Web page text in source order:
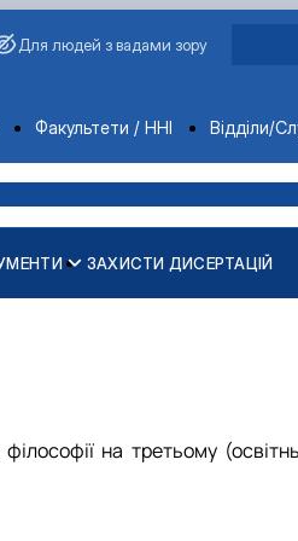
Для людей з вадами зору
Факультети / ННІ Відділи/
ЗАХИСТИ ДИСЕРТАЦІЙ
на третьому